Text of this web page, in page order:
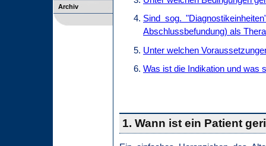
Archiv
Sind sog.
Abschlussbefundung) als
Unter welchen
Was ist die Indikation und was
1. Wann ist ein Patient